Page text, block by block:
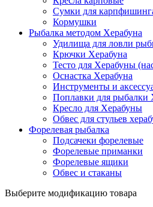
Сумки для
Кормушки
Рыбалка методом Херабуна
Удилища для ловли
Крючки Херабуна
Тесто для Херабуны
Оснастка Херабуна
Инструменты и
Поплавки для рыбалки
Кресло для Херабуны
Обвес для стульев
Форелевая рыбалка
Подсачеки форелевые
Форелевые приманки
Форелевые ящики
Обвес и стаканы
Выберите модификацию товара